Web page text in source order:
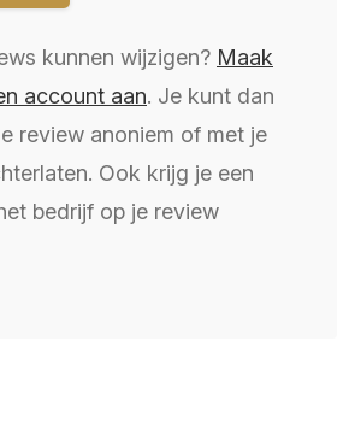
kunnen wijzigen? Maak
account aan. Je kunt dan
review anoniem of met je
Ook krijg je een
bedrijf op je review